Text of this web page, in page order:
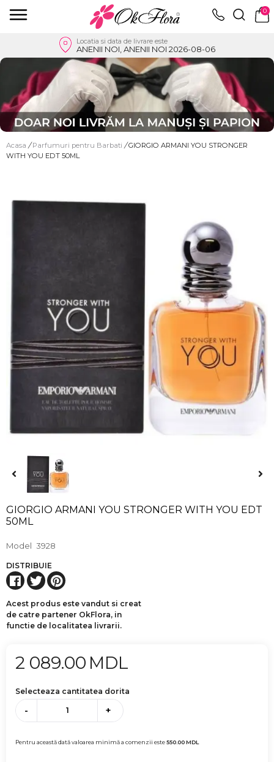
0
Locatia si data de livrare este
ANENII NOI, ANENII NOI 2026-08-06
Acasa / Parfumuri pentru Barbati / GIORGIO ARMANI YOU STRONGER
WITH YOU EDT 50ML
GIORGIO ARMANI YOU STRONGER WITH YOU EDT
50ML
Model 3928
DISTRIBUIE
Acest produs este vandut si creat
de catre partener OkFlora, in
functie de localitatea livrarii.
2 089.00 MDL
Selecteaza cantitatea dorita
- +
Pentru această dată valoarea minimă a comenzii este550.00MDL